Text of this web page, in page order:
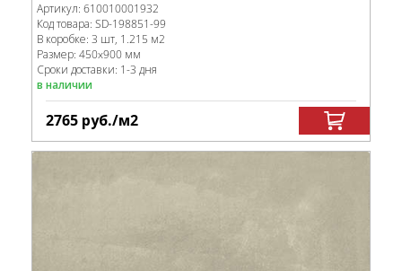
Артикул: 610010001932
Код товара: SD-198851-99
В коробке: 3 шт, 1.215 м2
Размер: 450x900 мм
Сроки доставки: 1-3 дня
в наличии
2765 руб./м2